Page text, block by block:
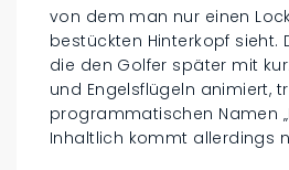
von dem man nur einen
bestückten Hinterkopf sieht.
die den Golfer später mit
und Engelsflügeln animiert,
programmatischen Namen
Inhaltlich kommt allerdings